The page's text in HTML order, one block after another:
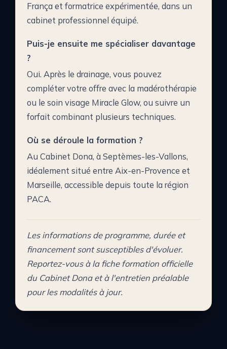
França et formatrice expérimentée, dans un
cabinet professionnel équipé.
Puis-je ensuite me spécialiser davantage
?
Oui. Après le drainage, vous pouvez
compléter votre offre avec la madérothérapie
ou le soin visage Miracle Glow, ou suivre un
forfait combinant plusieurs techniques.
Où se déroule la formation ?
Au Cabinet Dona, à Septèmes-les-Vallons,
idéalement situé entre Aix-en-Provence et
Marseille, accessible depuis toute la région
PACA.
Les informations de programme, durée et
financement sont susceptibles d'évoluer.
Reportez-vous à la fiche formation officielle
du Cabinet Dona et à l'entretien préalable
pour les modalités à jour.